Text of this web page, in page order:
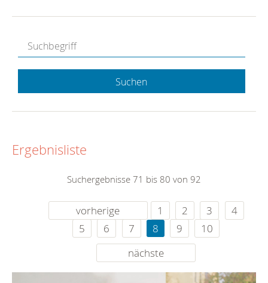
Suchen
Ergebnisliste
Suchergebnisse 71 bis 80 von 92
vorherige 1 2 3
4
5
6 7 8 9
10
nächste